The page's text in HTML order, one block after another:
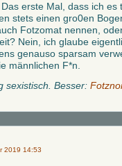
erste Mal, dass ich es
stets einen gro0en
Fotzomat nennen,
Nein, ich glaube
genauso sparsam
männlichen F*n.
sexistisch. Besser:
2019 14:53